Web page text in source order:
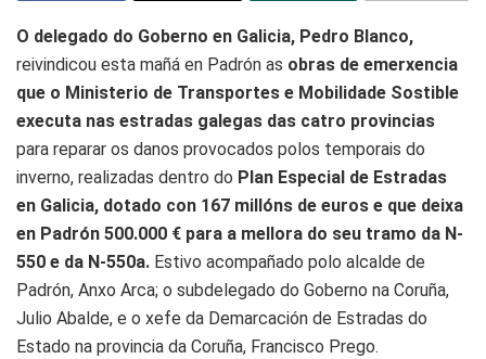
O delegado do Goberno en Galicia, Pedro Blanco,
reivindicou esta mañá en Padrón as obras de emerxencia
que o Ministerio de Transportes e Mobilidade Sostible
executa nas estradas galegas das catro provincias
para reparar os danos provocados polos temporais do
inverno, realizadas dentro do Plan Especial de Estradas
en Galicia, dotado con 167 millóns de euros e que deixa
en Padrón 500.000 € para a mellora do seu tramo da N-
550 e da N-550a. Estivo acompañado polo alcalde de
Padrón, Anxo Arca; o subdelegado do Goberno na Coruña,
Julio Abalde, e o xefe da Demarcación de Estradas do
Estado na provincia da Coruña, Francisco Prego.